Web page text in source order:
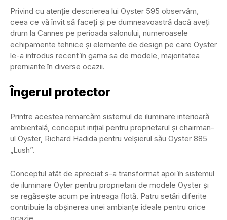
Privind cu atenție descrierea lui Oyster 595 observăm,
ceea ce vă învit să faceți și pe dumneavoastră dacă aveți
drum la Cannes pe perioada salonului, numeroasele
echipamente tehnice și elemente de design pe care Oyster
le-a introdus recent în gama sa de modele, majoritatea
premiante în diverse ocazii.
Îngerul protector
Printre acestea remarcăm sistemul de iluminare interioară
ambientală, conceput inițial pentru proprietarul și chairman-
ul Oyster, Richard Hadida pentru velșierul său Oyster 885
„Lush”.
Conceptul atât de apreciat s-a transformat apoi în sistemul
de iluminare Oyter pentru proprietarii de modele Oyster și
se regăsește acum pe întreaga flotă. Patru setări diferite
contribuie la obșinerea unei ambianțe ideale pentru orice
ocazie.